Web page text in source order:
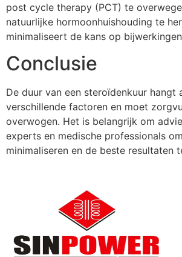
post cycle therapy (PCT) te
natuurlijke hormoonhuishouding te
minimaliseert de kans op
Conclusie
De duur van een steroïdenkuur hangt
verschillende factoren en moet
overwogen. Het is belangrijk om
experts en medische professionals
minimaliseren en de beste resultaten